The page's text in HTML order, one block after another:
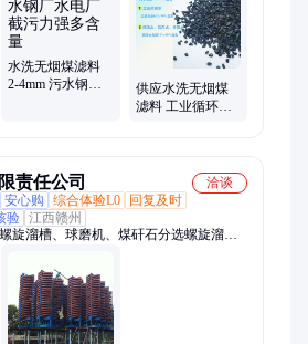
水洗无烟煤滤料
2-4mm 污水钢厂
供应水洗无烟煤
滤料 工业循环水
责任公司
洽谈
安心购 综合体验L0
回复及时
验 江西赣州
旋溜槽、球磨机、煤矸石分选螺旋溜
筛、浮选机、螺旋洗石机、螺旋分级机、
擦洗机、皮带输送机、跳汰机、离心机、
洗沙机、鄂式破碎机、锤式破碎机、浓密